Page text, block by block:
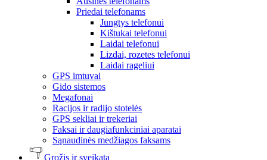
Priedai telefonams
Jungtys telefonui
Kištukai telefonui
Laidai telefonui
Lizdai, rozetes telefonui
Laidai rageliui
GPS imtuvai
Gido sistemos
Megafonai
Racijos ir radijo stotelės
GPS sekliai ir trekeriai
Faksai ir daugiafunkciniai aparatai
Sąnaudinės medžiagos faksams
Grožis ir sveikata